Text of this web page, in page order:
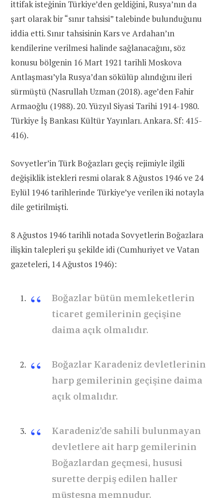
ittifak isteğinin Türkiye’den geldiğini, Rusya’nın da
şart olarak bir “sınır tahsisi” talebinde bulunduğunu
iddia etti. Sınır tahsisinin Kars ve Ardahan’ın
kendilerine verilmesi halinde sağlanacağını, söz
konusu bölgenin 16 Mart 1921 tarihli Moskova
Antlaşması’yla Rusya’dan sökülüp alındığını ileri
sürmüştü (Nasrullah Uzman (2018). age’den Fahir
Armaoğlu (1988). 20. Yüzyıl Siyasi Tarihi 1914-1980.
Türkiye İş Bankası Kültür Yayınları. Ankara. Sf: 415-
416).
Sovyetler’in Türk Boğazları geçiş rejimiyle ilgili
değişiklik istekleri resmi olarak 8 Ağustos 1946 ve 24
Eylül 1946 tarihlerinde Türkiye’ye verilen iki notayla
dile getirilmişti.
8 Ağustos 1946 tarihli notada Sovyetlerin Boğazlara
ilişkin talepleri şu şekilde idi (Cumhuriyet ve Vatan
gazeteleri, 14 Ağustos 1946):
Boğazlar bütün memleketlerin
ticaret gemilerinin geçişine
daima açık olmalıdır.
Boğazlar Karadeniz devletlerinin
harp gemilerinin geçişine daima
açık olmalıdır.
Karadeniz’de sahili bulunmayan
devletlere ait harp gemilerinin
Boğazlardan geçmesi, hususi
surette derpiş edilen haller
müstesna memnudur.